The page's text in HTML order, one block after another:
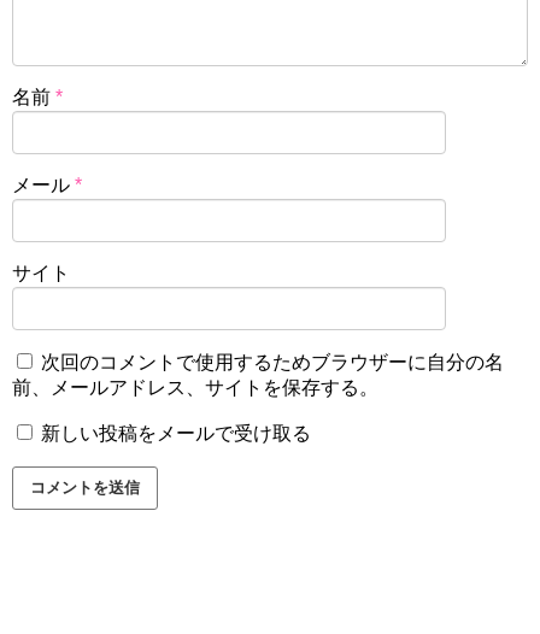
名前 *
メール *
サイト
次回のコメントで使用するためブラウザーに自分の名
前、メールアドレス、サイトを保存する。
新しい投稿をメールで受け取る